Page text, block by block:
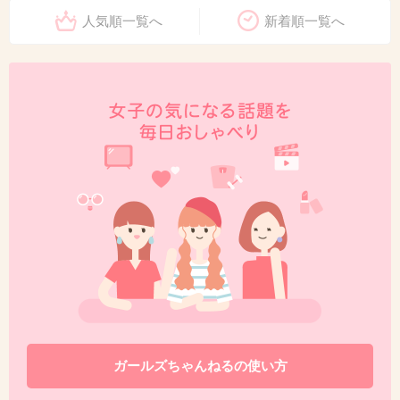
人気順一覧へ 新着順一覧へ
ガールズちゃんねるの使い方